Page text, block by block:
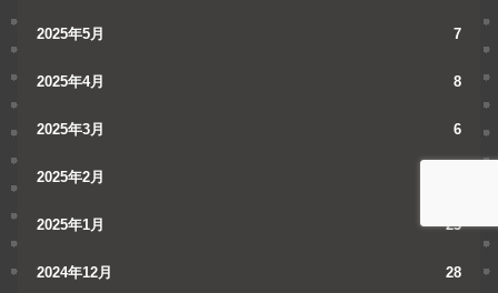
2025年5月 7
2025年4月 8
2025年3月 6
2025年2月
2025年1月 23
2024年12月 28